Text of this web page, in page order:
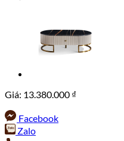
Giá: 13.380.000 ₫
Facebook
Zalo